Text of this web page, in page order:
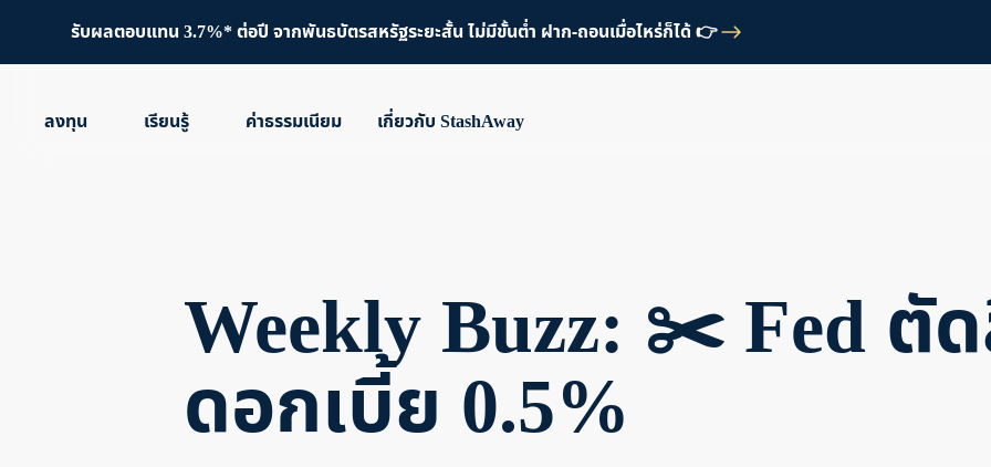
รับผลตอบแทน 3.7%* ต่อปี จากพันธบัตรสหรัฐระยะสั้น ไม่มีขั้นต่ำ ฝาก-ถอนเมื่อไหร่ก็ได้ 👉
ลงทุน เรียนรู้ ค่าธรรมเนียม เกี่ยวกับ StashAway
Weekly Buzz: ✂️ Fed ตั
ดอกเบี้ย 0.5%